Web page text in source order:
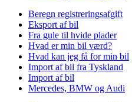
Beregn registreringsafgift
Eksport af bil
Fra gule til hvide plader
Hvad er min bil værd?
Hvad kan jeg få for min bil
Import af bil fra Tyskland
Import af bil
Mercedes, BMW og Audi